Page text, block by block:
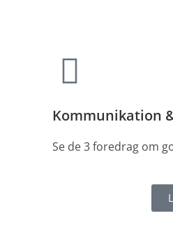
Kommunikation
Se de 3 foredrag om